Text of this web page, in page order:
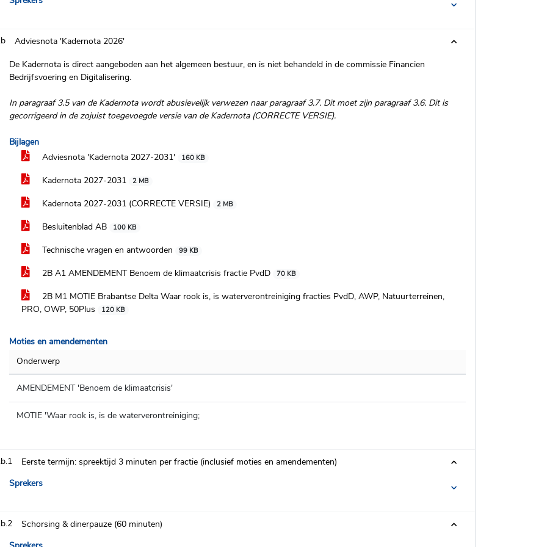
Adviesnota 'Kadernota 2026'
De Kadernota is direct aangeboden aan het algemeen bestuur, en is niet behandeld in de commissie Financien
Bedrijfsvoering en Digitalisering.
In paragraaf 3.5 van de Kadernota wordt abusievelijk verwezen naar paragraaf 3.7. Dit moet zijn paragraaf 3.6. Dit is
gecorrigeerd in de zojuist toegevoegde versie van de Kadernota (CORRECTE VERSIE).
Bijlagen
Adviesnota 'Kadernota 2027-2031'
160 KB
Kadernota 2027-2031 2 MB
Kadernota 2027-2031 (CORRECTE VERSIE) 2 MB
Besluitenblad AB 100 KB
Technische vragen en antwoorden 99 KB
2B A1 AMENDEMENT Benoem de klimaatcrisis fractie PvdD 70 KB
2B M1 MOTIE Brabantse Delta Waar rook is, is waterverontreiniging fracties PvdD, AWP, Natuurterreinen,
PRO, OWP, 50Plus
120 KB
Moties en amendementen
Onderwerp
AMENDEMENT 'Benoem de klimaatcrisis'
MOTIE 'Waar rook is, is de waterverontreiniging;
Eerste termijn: spreektijd 3 minuten per fractie (inclusief moties en amendementen)
Sprekers
Schorsing & dinerpauze (60 minuten)